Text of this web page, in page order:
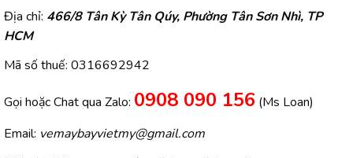
Địa chỉ: 466/8 Tân Kỳ Tân Qúy, Phường Tân Sơn Nhì, TP
HCM
Mã số thuế: 0316692942
Gọi hoặc Chat qua Zalo: 0908 090 156 (Ms Loan)
Email: vemaybayvietmy@gmail.com